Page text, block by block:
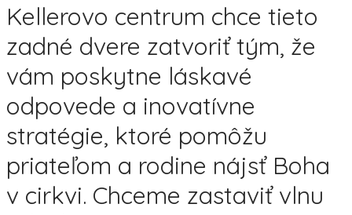
Kellerovo centrum chce tieto
zadné dvere zatvoriť tým, že
vám poskytne láskavé
odpovede a inovatívne
stratégie, ktoré pomôžu
priateľom a rodine nájsť Boha
v cirkvi. Chceme zastaviť vlnu